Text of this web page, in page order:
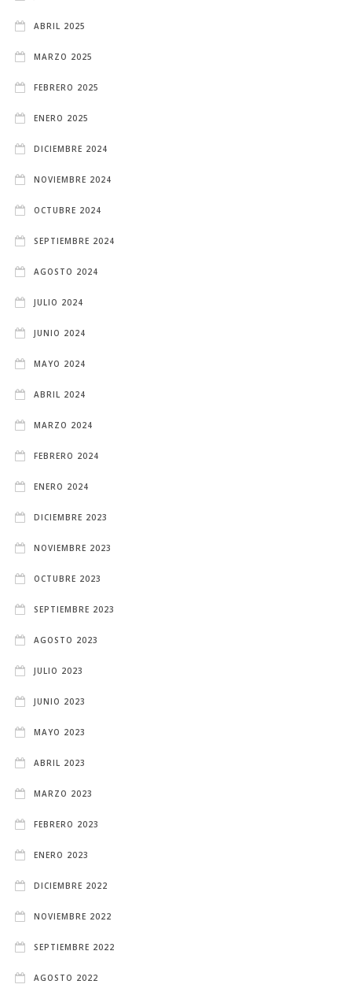
ABRIL 2025
MARZO 2025
FEBRERO 2025
ENERO 2025
DICIEMBRE 2024
NOVIEMBRE 2024
OCTUBRE 2024
SEPTIEMBRE 2024
AGOSTO 2024
JULIO 2024
JUNIO 2024
MAYO 2024
ABRIL 2024
MARZO 2024
FEBRERO 2024
ENERO 2024
DICIEMBRE 2023
NOVIEMBRE 2023
OCTUBRE 2023
SEPTIEMBRE 2023
AGOSTO 2023
JULIO 2023
JUNIO 2023
MAYO 2023
ABRIL 2023
MARZO 2023
FEBRERO 2023
ENERO 2023
DICIEMBRE 2022
NOVIEMBRE 2022
SEPTIEMBRE 2022
AGOSTO 2022